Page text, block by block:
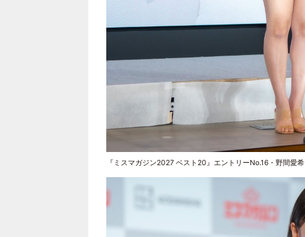
『ミスマガジン2027 ベスト20』エントリーNo.16・野間愛希